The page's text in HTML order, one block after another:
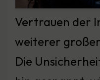
Vertrauen der
weiterer
Die